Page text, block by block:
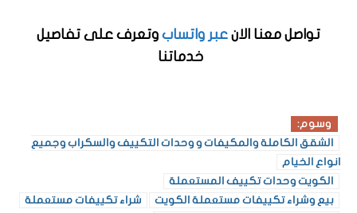
تواصل معنا الان عبر واتساب وتعرف على تفاصيل
خدماتنا
وسوم:
الشقق الكاملة والمكيفات و وحدات التكييف والسكراب وجميع
انواع الخيام
الكويت وحدات تكييف المستعملة
بيع وشراء تكييفات مستعملة الكويت
شراء تكييفات مستعملة